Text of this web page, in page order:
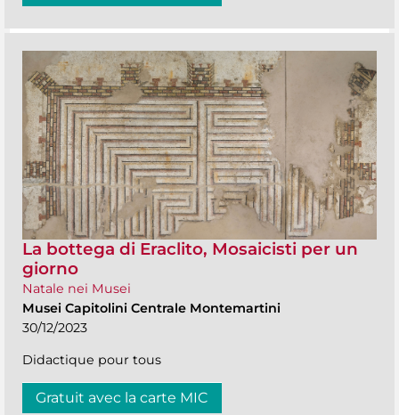
La bottega di Eraclito, Mosaicisti per un
giorno
Natale nei Musei
Musei Capitolini Centrale Montemartini
30/12/2023
Didactique pour tous
Gratuit avec la carte MIC